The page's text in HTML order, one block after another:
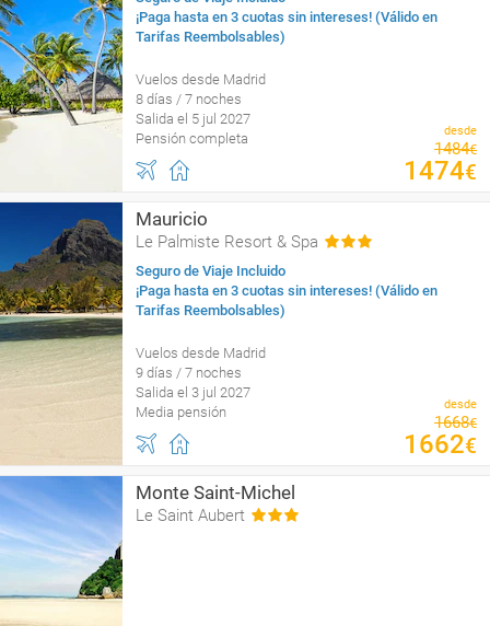
¡Paga hasta en 3 cuotas sin intereses! (Válido en
Tarifas Reembolsables)
Vuelos desde Madrid
8 días / 7 noches
Salida el 5 jul 2027
Pensión completa
desde
1484€
1474€
Mauricio
Le Palmiste Resort & Spa
Seguro de Viaje Incluido
¡Paga hasta en 3 cuotas sin intereses! (Válido en
Tarifas Reembolsables)
Vuelos desde Madrid
9 días / 7 noches
Salida el 3 jul 2027
Media pensión
desde
1668€
1662€
Monte Saint-Michel
Le Saint Aubert